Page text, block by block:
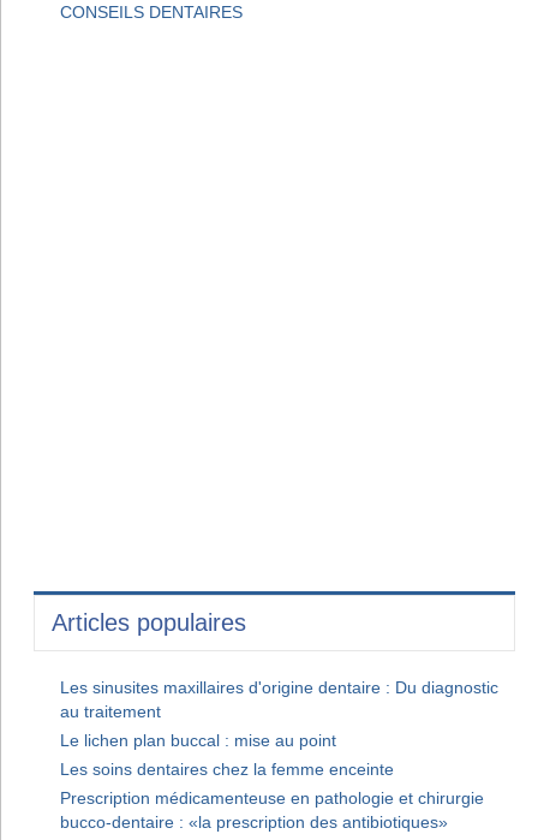
CONSEILS DENTAIRES
Articles populaires
Les sinusites maxillaires d'origine dentaire : Du diagnostic
au traitement
Le lichen plan buccal : mise au point
Les soins dentaires chez la femme enceinte
Prescription médicamenteuse en pathologie et chirurgie
bucco-dentaire : «la prescription des antibiotiques»